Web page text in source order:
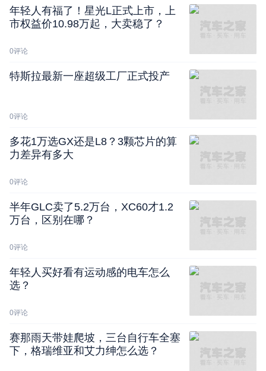
年轻人有福了！星光L正式上市，上
市权益价10.98万起，大卖稳了？
0评论
特斯拉最新一座超级工厂正式投产
0评论
多花1万选GX还是L8？3颗芯片的算
力差异有多大
0评论
半年GLC卖了5.2万台，XC60才1.2
万台，区别在哪？
0评论
年轻人买好看有运动感的电车怎么
选？
0评论
赛那雨天带娃爬坡，三台自行车全塞
下，格瑞维亚和艾力绅怎么选？